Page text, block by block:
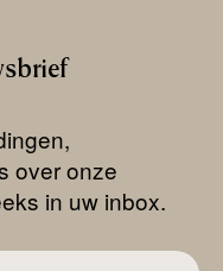
over onze
in uw inbox.